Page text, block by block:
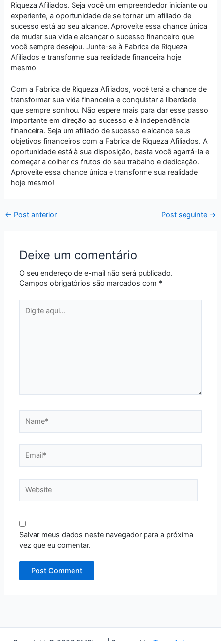
Riqueza Afiliados. Seja você um empreendedor iniciante ou
experiente, a oportunidade de se tornar um afiliado de
sucesso está ao seu alcance. Aproveite essa chance única
de mudar sua vida e alcançar o sucesso financeiro que
você sempre desejou. Junte-se à Fabrica de Riqueza
Afiliados e transforme sua realidade financeira hoje
mesmo!
Com a Fabrica de Riqueza Afiliados, você terá a chance de
transformar sua vida financeira e conquistar a liberdade
que sempre sonhou. Não espere mais para dar esse passo
importante em direção ao sucesso e à independência
financeira. Seja um afiliado de sucesso e alcance seus
objetivos financeiros com a Fabrica de Riqueza Afiliados. A
oportunidade está à sua disposição, basta você agarrá-la e
começar a colher os frutos do seu trabalho e dedicação.
Aproveite essa chance única e transforme sua realidade
hoje mesmo!
← Post anterior Post seguinte →
Deixe um comentário
O seu endereço de e-mail não será publicado.
Campos obrigatórios são marcados com *
aqui...
Salvar meus dados neste navegador para a próxima
vez que eu comentar.